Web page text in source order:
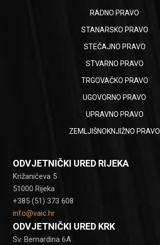
RADNO PRAVO
STANARSKO PRAVO
STEČAJNO PRAVO
STVARNO PRAVO
TRGOVAČKO PRAVO
UGOVORNO PRAVO
UPRAVNO PRAVO
ZEMLJIŠNOKNJIŽNO PRAVO
ODVJETNIČKI URED RIJEKA
Križanićeva 5
51000 Rijeka
+385 (51) 373 608
info@vaic.hr
ODVJETNIČKI URED KRK
Sv. Bernardina 6A